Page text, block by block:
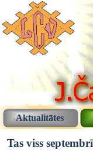
Aktualitātes
Tas viss